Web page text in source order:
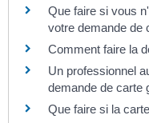
Que faire si vous
votre demande de
Comment faire la
Un professionnel
demande de carte
Que faire si la